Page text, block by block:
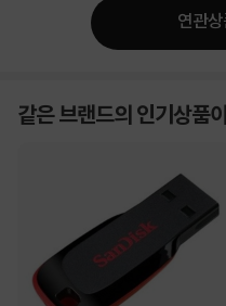
연관상
같은 브랜드의 인기상품